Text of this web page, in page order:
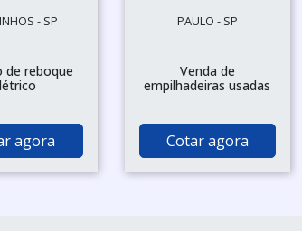
- SP
de reboque
agora
PAULO - SP
Venda de
empilhadeiras usadas
Cotar agora